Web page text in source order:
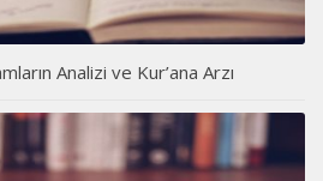
Analizi ve Kur’ana Arzı